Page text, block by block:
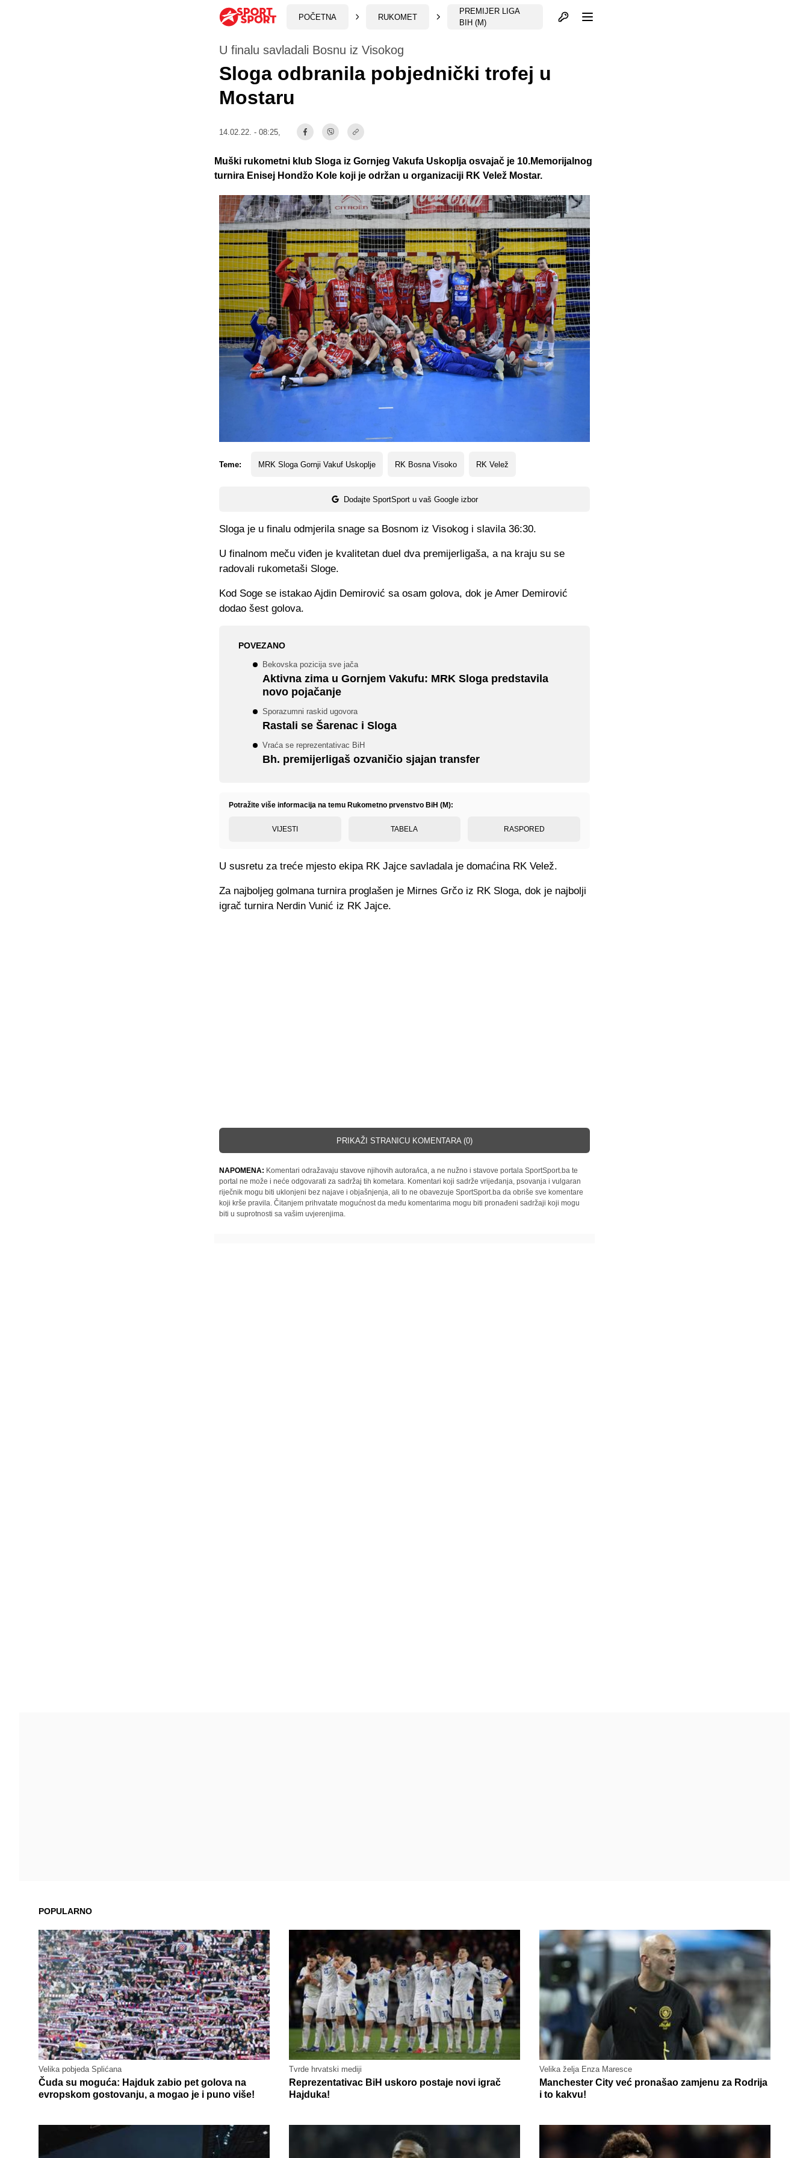
POČETNA RUKOMET
PREMIJER LIGA
BIH (M)
Otvori profil
U finalu savladali Bosnu iz Visokog
Sloga odbranila pobjednički trofej u
Mostaru
14.02.22. - 08:25,
Teme: MRK Sloga Gornji Vakuf Uskoplje RK Bosna Visoko RK Velež
Dodajte SportSport u vaš Google izbor
Muški rukometni klub Sloga iz Gornjeg Vakufa Uskoplja osvajač je 10.Memorijalnog
turnira Enisej Hondžo Kole koji je održan u organizaciji RK Velež Mostar.
Sloga je u finalu odmjerila snage sa Bosnom iz Visokog i slavila 36:30.
U finalnom meču viđen je kvalitetan duel dva premijerligaša, a na kraju su se
radovali rukometaši Sloge.
Kod Soge se istakao Ajdin Demirović sa osam golova, dok je Amer Demirović
dodao šest golova.
POVEZANO
Bekovska pozicija sve jača
Aktivna zima u Gornjem Vakufu: MRK Sloga predstavila
novo pojačanje
Sporazumni raskid ugovora
Rastali se Šarenac i Sloga
Vraća se reprezentativac BiH
Bh. premijerligaš ozvaničio sjajan transfer
Potražite više informacija na temu Rukometno prvenstvo BiH (M):
VIJESTI TABELA RASPORED
U susretu za treće mjesto ekipa RK Jajce savladala je domaćina RK Velež.
Za najboljeg golmana turnira proglašen je Mirnes Grčo iz RK Sloga, dok je najbolji
igrač turnira Nerdin Vunić iz RK Jajce.
PRIKAŽI STRANICU KOMENTARA (0)
NAPOMENA: Komentari odražavaju stavove njihovih autora/ica, a ne nužno i stavove portala SportSport.ba te
portal ne može i neće odgovarati za sadržaj tih kometara. Komentari koji sadrže vrijeđanja, psovanja i vulgaran
riječnik mogu biti uklonjeni bez najave i objašnjenja, ali to ne obavezuje SportSport.ba da obriše sve komentare
koji krše pravila. Čitanjem prihvatate mogućnost da među komentarima mogu biti pronađeni sadržaji koji mogu
biti u suprotnosti sa vašim uvjerenjima.
POPULARNO
Velika pobjeda Splićana
Čuda su moguća: Hajduk zabio pet golova na
evropskom gostovanju, a mogao je i puno više!
Tvrde hrvatski mediji
Reprezentativac BiH uskoro postaje novi igrač
Hajduka!
Velika želja Enza Maresce
Manchester City već pronašao zamjenu za Rodrija
i to kakvu!